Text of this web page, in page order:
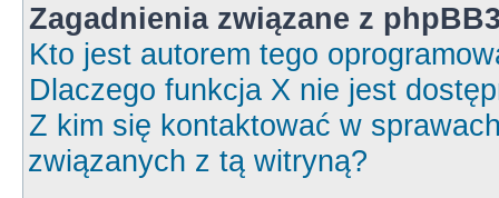
Zagadnienia związane z
Kto jest autorem tego
Dlaczego funkcja X nie jest
Z kim się kontaktować w
związanych z tą witryną?